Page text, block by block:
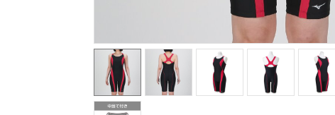
ウィンタースポーツ
ワーキング
ウォーキングシューズ